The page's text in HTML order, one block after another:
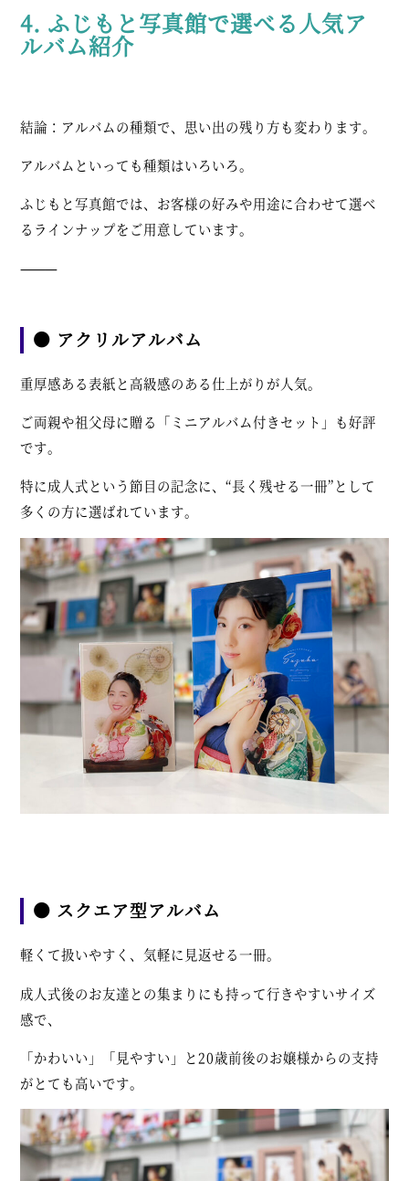
4. ふじもと写真館で選べる人気ア
ルバム紹介
結論：アルバムの種類で、思い出の残り方も変わります。
アルバムといっても種類はいろいろ。
ふじもと写真館では、お客様の好みや用途に合わせて選べ
るラインナップをご用意しています。
⸻
● アクリルアルバム
重厚感ある表紙と高級感のある仕上がりが人気。
ご両親や祖父母に贈る「ミニアルバム付きセット」も好評
です。
特に成人式という節目の記念に、“長く残せる一冊”として
多くの方に選ばれています。
● スクエア型アルバム
軽くて扱いやすく、気軽に見返せる一冊。
成人式後のお友達との集まりにも持って行きやすいサイズ
感で、
「かわいい」「見やすい」と20歳前後のお嬢様からの支持
がとても高いです。